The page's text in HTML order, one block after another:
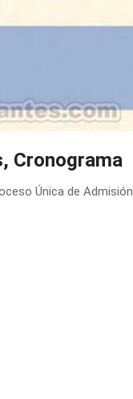
Cronograma
Única de Admisión